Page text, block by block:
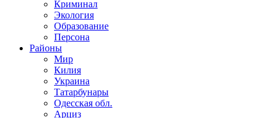
Криминал
Экология
Образование
Персона
Районы
Мир
Килия
Украина
Татарбунары
Одесская обл.
Арциз